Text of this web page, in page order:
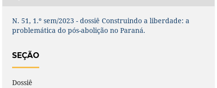
N. 51, 1.º sem/2023 - dossiê Construindo a liberdade: a
problemática do pós-abolição no Paraná.
SEÇÃO
Dossiê